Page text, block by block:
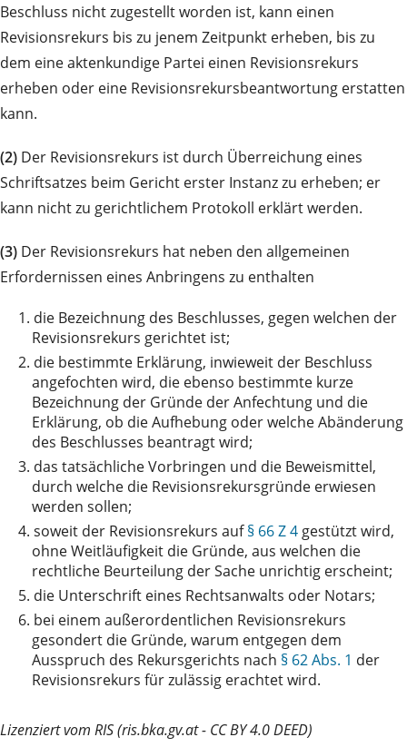
Beschluss nicht zugestellt worden ist, kann einen
Revisionsrekurs bis zu jenem Zeitpunkt erheben, bis zu
dem eine aktenkundige Partei einen Revisionsrekurs
erheben oder eine Revisionsrekursbeantwortung erstatten
kann.
(2) Der Revisionsrekurs ist durch Überreichung eines
Schriftsatzes beim Gericht erster Instanz zu erheben; er
kann nicht zu gerichtlichem Protokoll erklärt werden.
(3) Der Revisionsrekurs hat neben den allgemeinen
Erfordernissen eines Anbringens zu enthalten
1. die Bezeichnung des Beschlusses, gegen welchen der
Revisionsrekurs gerichtet ist;
2. die bestimmte Erklärung, inwieweit der Beschluss
angefochten wird, die ebenso bestimmte kurze
Bezeichnung der Gründe der Anfechtung und die
Erklärung, ob die Aufhebung oder welche Abänderung
des Beschlusses beantragt wird;
3. das tatsächliche Vorbringen und die Beweismittel,
durch welche die Revisionsrekursgründe erwiesen
werden sollen;
4. soweit der Revisionsrekurs auf§ 66 Z 4 gestützt wird,
ohne Weitläufigkeit die Gründe, aus welchen die
rechtliche Beurteilung der Sache unrichtig erscheint;
5. die Unterschrift eines Rechtsanwalts oder Notars;
6. bei einem außerordentlichen Revisionsrekurs
gesondert die Gründe, warum entgegen dem
Ausspruch des Rekursgerichts nach § 62 Abs. 1 der
Revisionsrekurs für zulässig erachtet wird.
Lizenziert vom RIS (ris.bka.gv.at - CC BY 4.0 DEED)